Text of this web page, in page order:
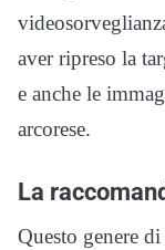
aver ripreso la
e anche le
arcorese.
La
Questo genere